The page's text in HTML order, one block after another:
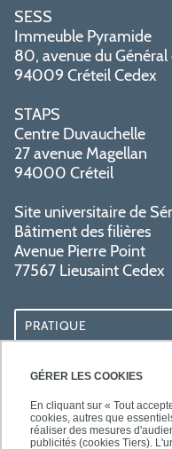
GÉRER LES COOKIES
En cliquant sur « Tout
cookies, autres que
réaliser des mesures
publicités (cookies Tiers).
SESS
Immeuble Pyramide
80, avenue du Général
94009 Créteil Cedex
STAPS
Centre Duvauchelle
27 avenue Magellan
94000 Créteil
Site universitaire de
Bâtiment des filières
Avenue Pierre Point
77567 Lieusaint Cedex
PRATIQUE
ACCÈS RAPIDES